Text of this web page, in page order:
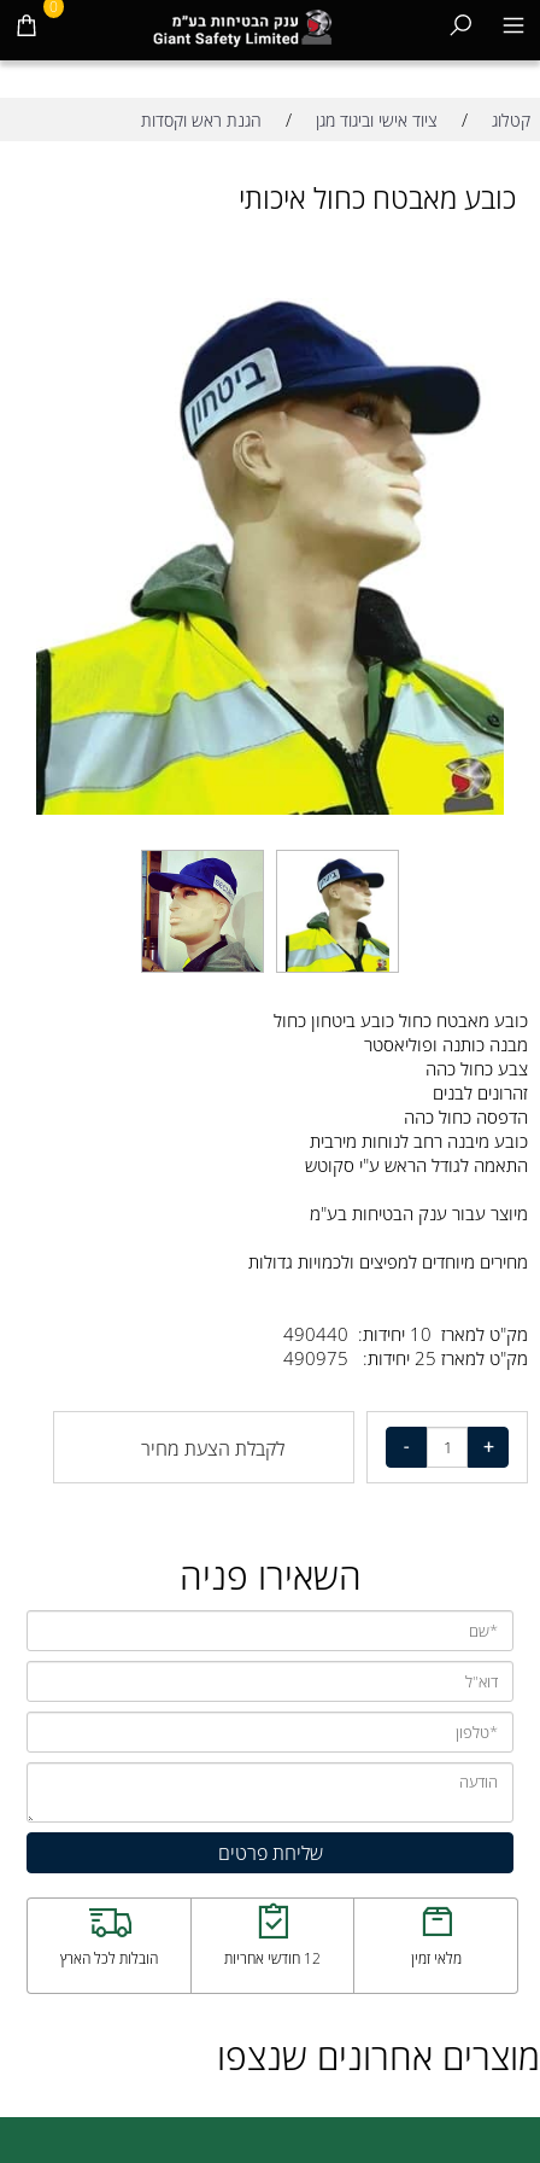
0
קטלוג / ציוד אישי וביגוד מגן / הגנת ראש וקסדות
כובע מאבטח כחול איכותי
כובע מאבטח כחול כובע ביטחון כחול
מבנה כותנה ופוליאסטר
צבע כחול כהה
זהרונים לבנים
הדפסה כחול כהה
כובע מיבנה רחב לנוחות מירבית
התאמה לגודל הראש ע"י סקוטש
מיוצר עבור ענק הבטיחות בע"מ
מחירים מיוחדים למפיצים ולכמויות גדולות
מק"ט למארז 10 יחידות: 490440
מק"ט למארז 25 יחידות: 490975
לקבלת הצעת מחיר
השאירו פניה
מלאי זמין 12 חודשי אחריות הובלות לכל הארץ
מוצרים אחרונים שנצפו